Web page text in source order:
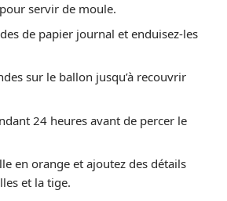
servir de moule.
de papier journal et enduisez-les
sur le ballon jusqu’à recouvrir
24 heures avant de percer le
en orange et ajoutez des détails
et la tige.